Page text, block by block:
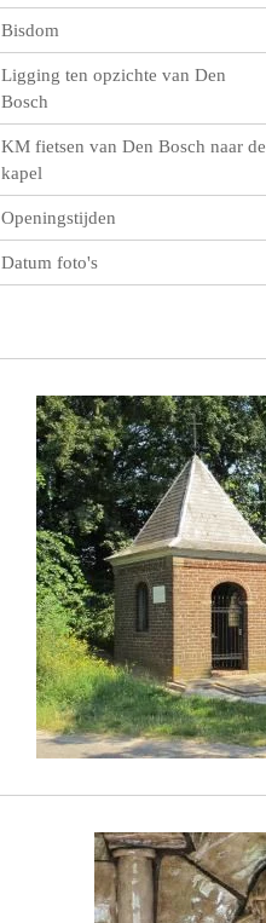
Bisdom
Ligging ten opzichte van Den
Bosch
KM fietsen van Den Bosch naar de
kapel
Openingstijden
Datum foto's